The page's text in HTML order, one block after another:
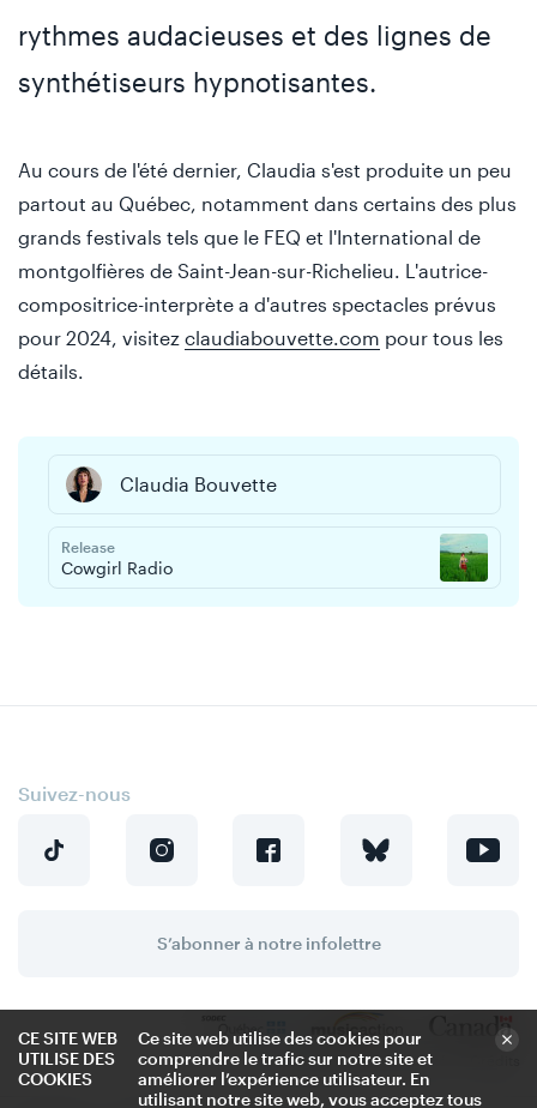
rythmes audacieuses et des lignes de
synthétiseurs hypnotisantes.
Au cours de l'été dernier, Claudia s'est produite un peu
partout au Québec, notamment dans certains des plus
grands festivals tels que le FEQ et l'International de
montgolfières de Saint-Jean-sur-Richelieu. L'autrice-
compositrice-interprète a d'autres spectacles prévus
pour 2024, visitez claudiabouvette.com pour tous les
détails.
Claudia Bouvette
Release
Cowgirl Radio
Suivez-nous
S’abonner à notre infolettre
Politique de confidentialité
CE SITE WEB
UTILISE DES
COOKIES
Ce site web utilise des cookies pour
comprendre le trafic sur notre site et
améliorer l’expérience utilisateur. En
utilisant notre site web, vous acceptez tous